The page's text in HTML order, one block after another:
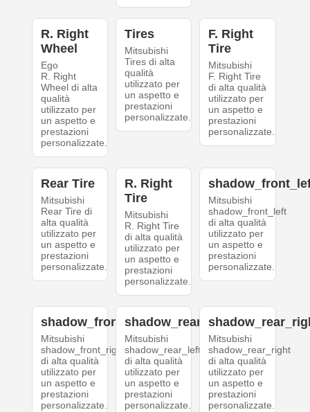
R. Right
Wheel
Ego
R. Right
Wheel di alta
qualità
utilizzato per
un aspetto e
prestazioni
personalizzate.
Tires
Mitsubishi
Tires di alta
qualità
utilizzato per
un aspetto e
prestazioni
personalizzate.
F. Right
Tire
Mitsubishi
F. Right Tire
di alta qualità
utilizzato per
un aspetto e
prestazioni
personalizzate.
Rear Tire
Mitsubishi
Rear Tire di
alta qualità
utilizzato per
un aspetto e
prestazioni
personalizzate.
R. Right
Tire
Mitsubishi
R. Right Tire
di alta qualità
utilizzato per
un aspetto e
prestazioni
personalizzate.
Mitsubishi
shadow_front_left
di alta qualità
utilizzato per
un aspetto e
prestazioni
personalizzate.
shadow_front_right
Mitsubishi
shadow_front_right
di alta qualità
utilizzato per
un aspetto e
prestazioni
personalizzate.
shadow_rear_left
Mitsubishi
shadow_rear_left
di alta qualità
utilizzato per
un aspetto e
prestazioni
personalizzate.
Mitsubishi
shadow_rear_right
di alta qualità
utilizzato per
un aspetto e
prestazioni
personalizzate.